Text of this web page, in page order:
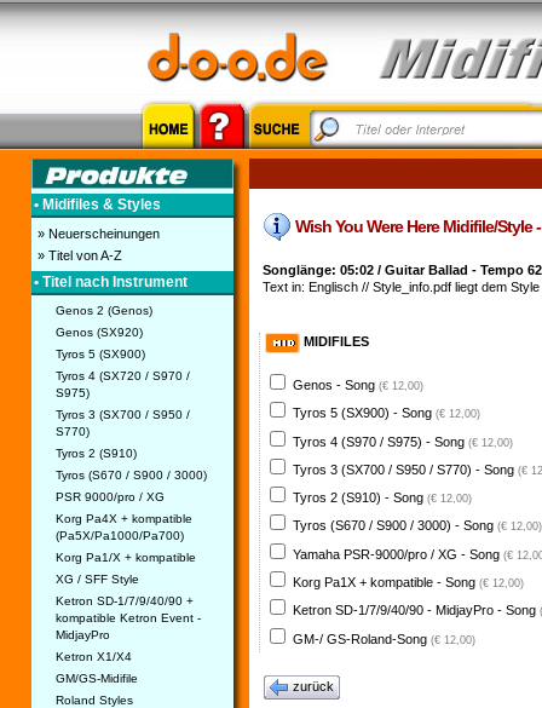
• Midifiles & Styles
» Neuerscheinungen
» Titel von A-Z
• Titel nach Instrument
Genos 2 (Genos)
Genos (SX920)
Tyros 5 (SX900)
Tyros 4 (SX720 / S970 /
S975)
Tyros 3 (SX700 / S950 /
S770)
Tyros 2 (S910)
Tyros (S670 / S900 / 3000)
PSR 9000/pro / XG
Korg Pa4X + kompatible
(Pa5X/Pa1000/Pa700)
Korg Pa1/X + kompatible
XG / SFF Style
Ketron SD-1/7/9/40/90 +
kompatible Ketron Event -
MidjayPro
Ketron X1/X4
GM/GS-Midifile
Roland Styles
Wish You Were Here Midifile/
Songlänge: 05:02 / Guitar Ballad - Tempo 62
Text in: Englisch // Style_info.pdf liegt dem
MIDIFILES
Genos - Song (€ 12,00)
Tyros 5 (SX900) - Song (€ 12,00)
Tyros 4 (S970 / S975) - Song (€ 12,00)
Tyros 3 (SX700 / S950 / S770) - Song (€
Tyros 2 (S910) - Song (€ 12,00)
Tyros (S670 / S900 / 3000) - Song (€ 12,00)
Yamaha PSR-9000/pro / XG - Song (€
Korg Pa1X + kompatible - Song (€ 12,00)
Ketron SD-1/7/9/40/90 - MidjayPro - Song
GM-/ GS-Roland-Song (€ 12,00)
zurück